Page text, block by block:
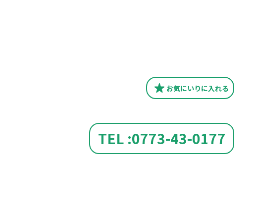
お気にいりに入れる
TEL :0773-43-0177